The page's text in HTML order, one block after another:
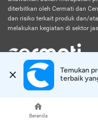
Beranda
diterbitkan oleh Cermati dan
dan risiko terkait produk dan/
melakukan kegiatan di sektor
© 2026 Cermati. All Rights
Temukan
terbaik